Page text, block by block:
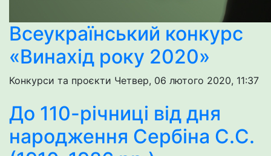
Всеукраїнський конкурс
«Винахід року 2020»
Конкурси та проєкти Четвер, 06 лютого 2020, 11:37
До 110-річниці від дня
народження Сербіна С.С.